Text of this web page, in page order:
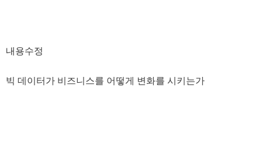
내용수정
빅 데이터가 비즈니스를 어떻게 변화를 시키는가